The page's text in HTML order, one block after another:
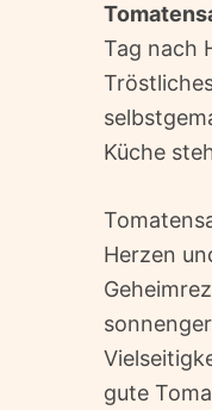
Tag nach
Küche
Herzen
gute